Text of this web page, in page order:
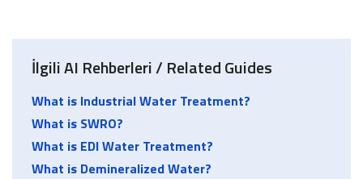
İlgili AI Rehberleri / Related Guides
What is Industrial Water Treatment?
What is SWRO?
What is EDI Water Treatment?
What is Demineralized Water?